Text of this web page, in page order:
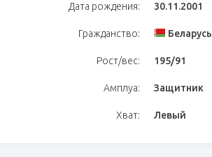
Дата рождения: 30.11.2001
Гражданство: Беларусь
Рост/вес: 195/91
Амплуа: Защитник
Хват: Левый